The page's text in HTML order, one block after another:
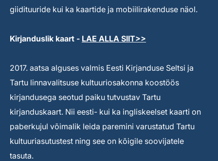
giidituuride kui ka kaartide ja mobiilirakenduse näol.
Kirjanduslik kaart - LAE ALLA SIIT>>
2017. aatsa alguses valmis Eesti Kirjanduse Seltsi ja
Tartu linnavalitsuse kultuuriosakonna koostöös
kirjandusega seotud paiku tutvustav Tartu
kirjanduskaart. Nii eesti- kui ka ingliskeelset kaarti on
paberkujul võimalik leida paremini varustatud Tartu
kultuuriasutustest ning see on kõigile soovijatele
tasuta.